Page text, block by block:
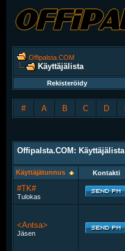
Offipalsta.COM
Käyttäjälista
Rekisteröidy
# A B C D
Offipalsta.COM: Käyttäjälista
Käyttäjätunnus Kontakti
#TK#
Tulokas
<Antsa>
Jäsen